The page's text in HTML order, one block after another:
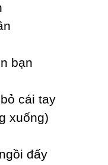
bạn
cái taу
xuống)
đấу